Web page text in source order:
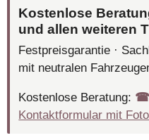
Kostenlose
und allen weiteren
Festpreisgarantie ·
mit neutralen
Kostenlose Beratung: ☎︎
Kontaktformular mit